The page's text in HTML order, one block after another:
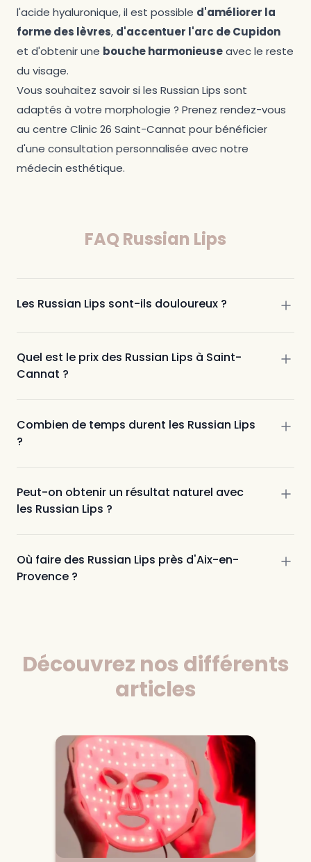
l'acide hyaluronique, il est possible d'améliorer la
forme des lèvres, d'accentuer l'arc de Cupidon
et d'obtenir une bouche harmonieuseavec le reste
du visage.
Vous souhaitez savoir si les Russian Lips sont
adaptés à votre morphologie ? Prenez rendez-vous
au centre Clinic 26 Saint-Cannat pour bénéficier
d'une consultation personnalisée avec notre
médecin esthétique.
FAQ Russian Lips
Les Russian Lips sont-ils douloureux ?
Quel est le prix des Russian Lips à Saint-
Cannat ?
Combien de temps durent les Russian Lips
?
Peut-on obtenir un résultat naturel avec
les Russian Lips ?
Où faire des Russian Lips près d'Aix-en-
Provence ?
Découvrez nos différents
articles